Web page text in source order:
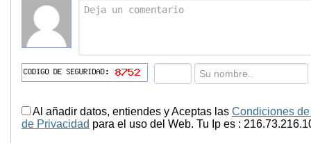
Al añadir datos, entiendes y Aceptas las Condiciones
de Privacidad para el uso del Web. Tu Ip es :